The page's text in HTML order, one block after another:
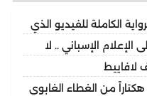
الكاملة للفيديو الذي
الإسباني .. لا
لافاييط
حريق غابوي يلتهم نحو 15 هكتاراً من الغطاء الغابوي